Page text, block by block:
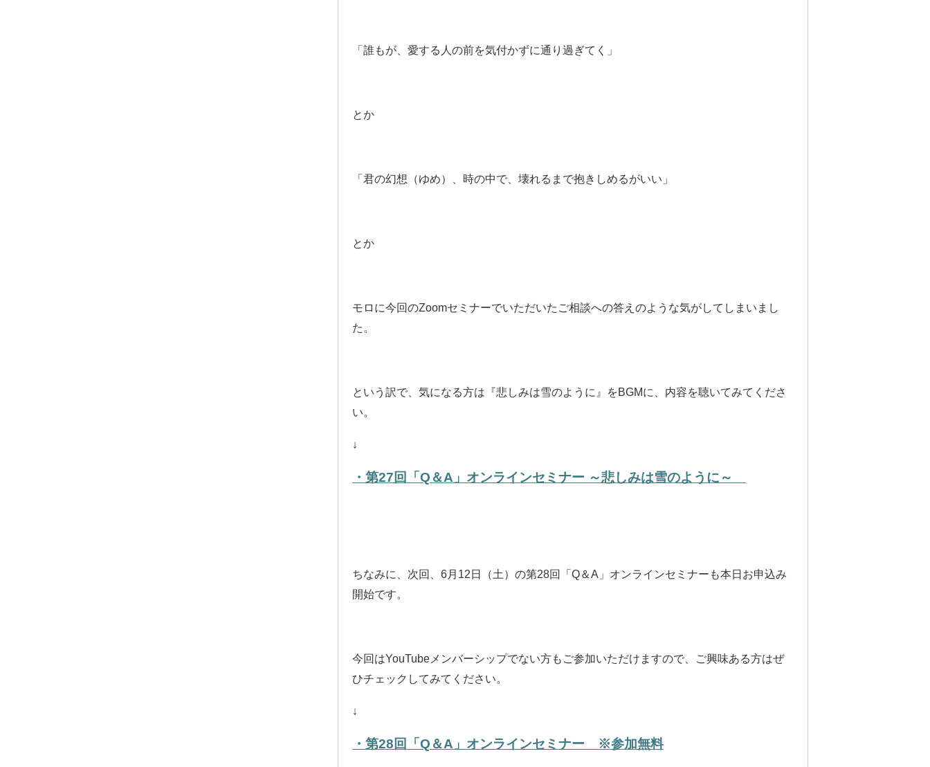
「誰もが、愛する人の前を気付かずに通り過ぎてく」
とか
「君の幻想（ゆめ）、時の中で、壊れるまで抱きしめるがいい」
とか
モロに今回のZoomセミナーでいただいたご相談への答えのような気がしてしまいまし
た。
という訳で、気になる方は『悲しみは雪のように』をBGMに、内容を聴いてみてくださ
い。
↓
・第27回「Q＆A」オンラインセミナー ～悲しみは雪のように～
ちなみに、次回、6月12日（土）の第28回「Q＆A」オンラインセミナーも本日お申込み
開始です。
今回はYouTubeメンバーシップでない方もご参加いただけますので、ご興味ある方はぜ
ひチェックしてみてください。
↓
・第28回「Q＆A」オンラインセミナー ※参加無料